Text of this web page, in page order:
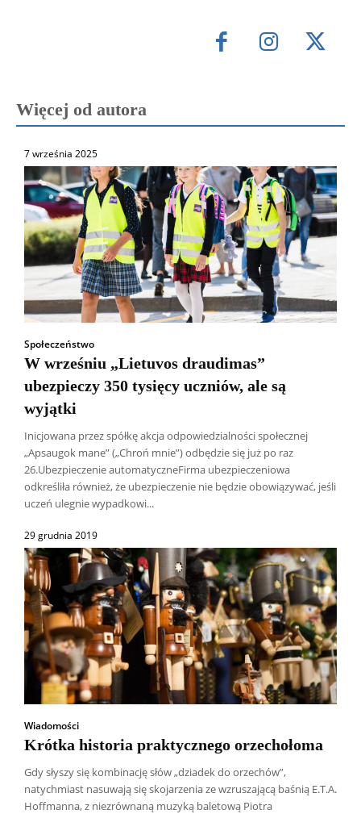
Więcej od autora
7 września 2025
Społeczeństwo
W wrześniu „Lietuvos draudimas”
ubezpieczy 350 tysięcy uczniów, ale są
wyjątki
Inicjowana przez spółkę akcja odpowiedzialności społecznej
„Apsaugok mane” („Chroń mnie”) odbędzie się już po raz
26.Ubezpieczenie automatyczneFirma ubezpieczeniowa
odkreśliła również, że ubezpieczenie nie będzie obowiązywać, jeśli
uczeń ulegnie wypadkowi...
29 grudnia 2019
Wiadomości
Krótka historia praktycznego orzechołoma
Gdy słyszy się kombinację słów „dziadek do orzechów”,
natychmiast nasuwają się skojarzenia ze wzruszającą baśnią E.T.A.
Hoffmanna, z niezrównaną muzyką baletową Piotra